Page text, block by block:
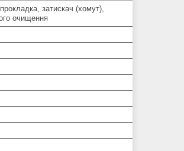
затискач (хомут),
очищення